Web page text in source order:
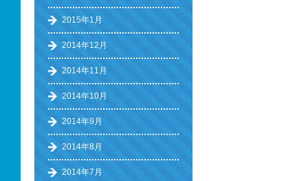
2015年1月
2014年12月
2014年11月
2014年10月
2014年9月
2014年8月
2014年7月